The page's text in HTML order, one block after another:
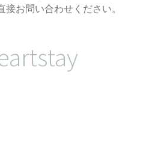
お問い合わせください。